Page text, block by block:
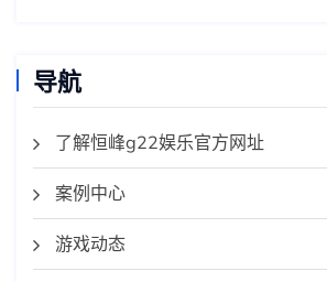
导航
了解恒峰g22娱乐官方网址
案例中心
游戏动态